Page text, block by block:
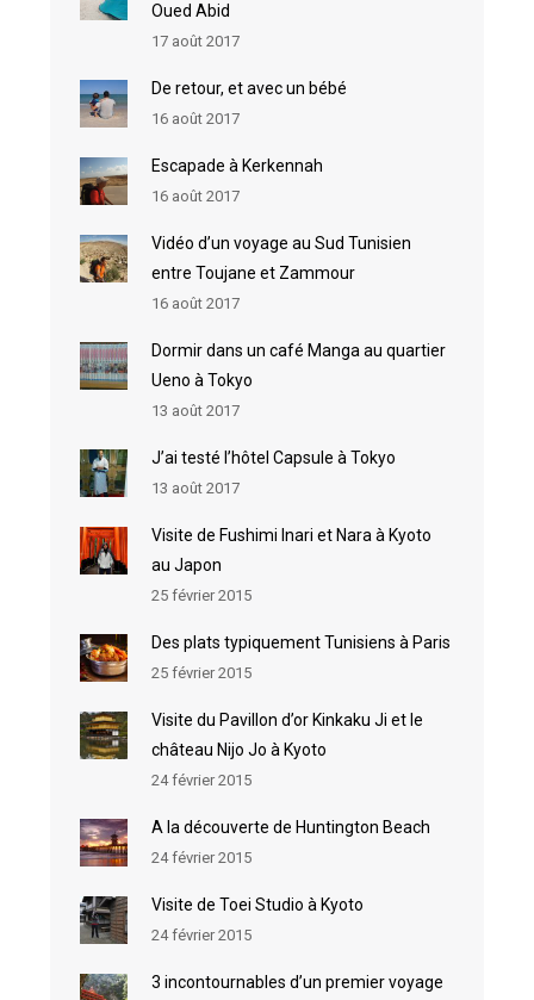
Oued Abid
17 août 2017
De retour, et avec un bébé
16 août 2017
Escapade à Kerkennah
16 août 2017
Vidéo d’un voyage au Sud Tunisien
entre Toujane et Zammour
16 août 2017
Dormir dans un café Manga au quartier
Ueno à Tokyo
13 août 2017
J’ai testé l’hôtel Capsule à Tokyo
13 août 2017
Visite de Fushimi Inari et Nara à Kyoto
au Japon
25 février 2015
Des plats typiquement Tunisiens à Paris
25 février 2015
Visite du Pavillon d’or Kinkaku Ji et le
château Nijo Jo à Kyoto
24 février 2015
A la découverte de Huntington Beach
24 février 2015
Visite de Toei Studio à Kyoto
24 février 2015
3 incontournables d’un premier voyage